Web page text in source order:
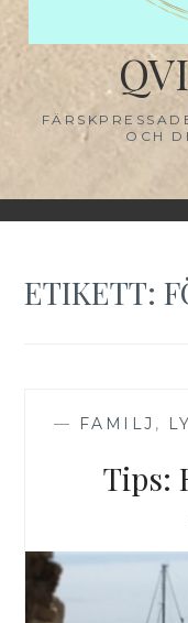
OCH
ETIKETT:
— FAMILJ ,
Tips: